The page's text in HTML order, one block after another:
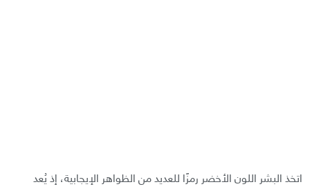
اتخذ البشر اللون الأخضر رمزًا للعديد من الظواهر الإيجابية، إذ يُعد